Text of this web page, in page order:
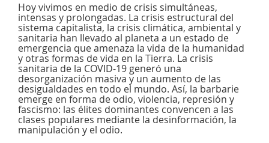
Hoy vivimos en medio de crisis simultáneas,
intensas y prolongadas. La crisis estructural del
sistema capitalista, la crisis climática, ambiental y
sanitaria han llevado al planeta a un estado de
emergencia que amenaza la vida de la humanidad
y otras formas de vida en la Tierra. La crisis
sanitaria de la COVID-19 generó una
desorganización masiva y un aumento de las
desigualdades en todo el mundo. Así, la barbarie
emerge en forma de odio, violencia, represión y
fascismo: las élites dominantes convencen a las
clases populares mediante la desinformación, la
manipulación y el odio.